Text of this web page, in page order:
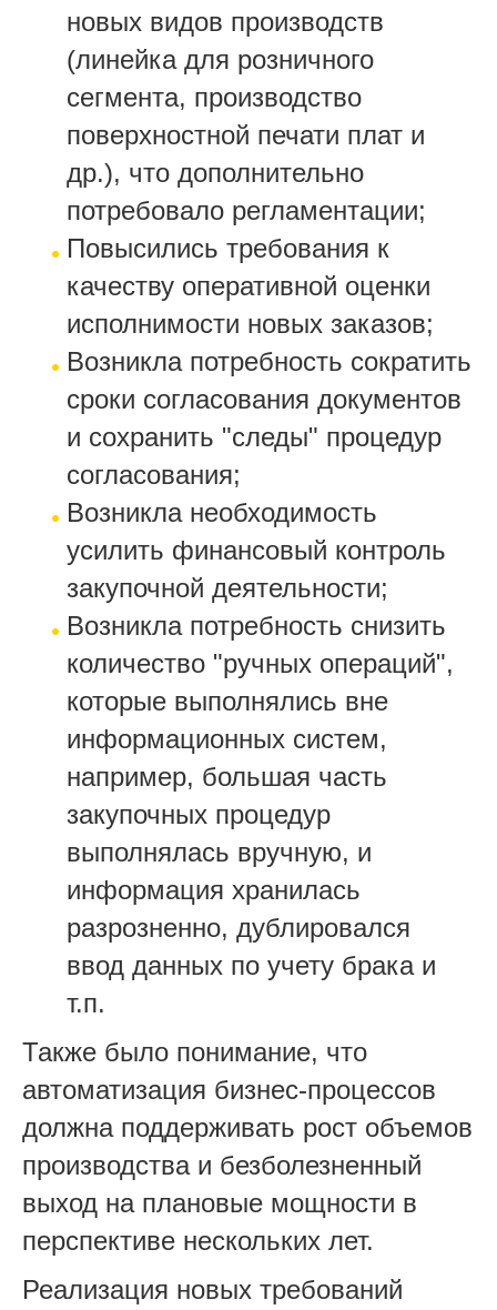
новых видов производств
(линейка для розничного
сегмента, производство
поверхностной печати плат и
др.), что дополнительно
потребовало регламентации;
Повысились требования к
качеству оперативной оценки
исполнимости новых заказов;
Возникла потребность сократить
сроки согласования документов
и сохранить "следы" процедур
согласования;
Возникла необходимость
усилить финансовый контроль
закупочной деятельности;
Возникла потребность снизить
количество "ручных операций",
которые выполнялись вне
информационных систем,
например, большая часть
закупочных процедур
выполнялась вручную, и
информация хранилась
разрозненно, дублировался
ввод данных по учету брака и
т.п.
Также было понимание, что
автоматизация бизнес-процессов
должна поддерживать рост объемов
производства и безболезненный
выход на плановые мощности в
перспективе нескольких лет.
Реализация новых требований